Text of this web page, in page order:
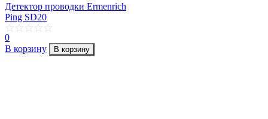
Детектор проводки Ermenrich
Ping SD20
0
В корзину
В корзину